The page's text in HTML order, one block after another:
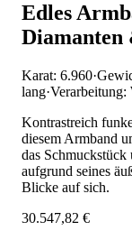
Edles
Karat: 6.960·
lang·Verarbeitung:
Kontrastreich
diesem Armband
das
aufgrund seines
Blicke auf sich.
30.547,82 €